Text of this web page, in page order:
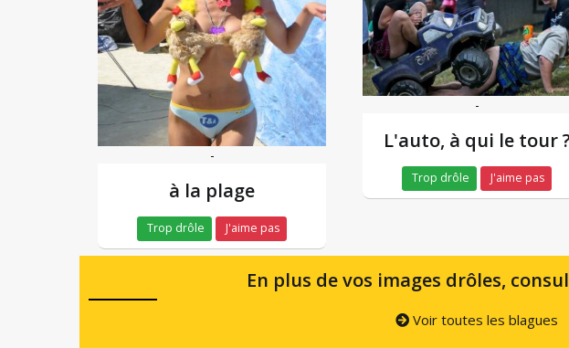
-
à la plage
Trop drôle J'aime pas
-
L'auto, à qui le tour
Trop drôle J'aime pas
En plus de vos images drôles,
Voir toutes les blagues